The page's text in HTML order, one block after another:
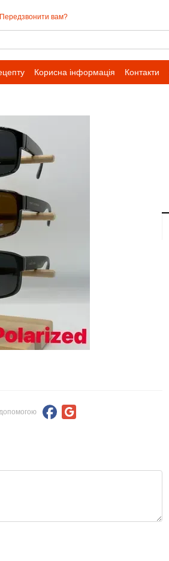
Передзвонити вам?
Корисна інформація Контакти